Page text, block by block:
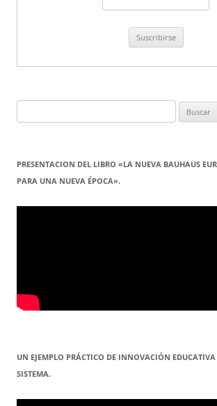
PRESENTACION DEL LIBRO «LA NUEVA BAUHAUS
PARA UNA NUEVA ÉPOCA».
UN EJEMPLO PRÁCTICO DE INNOVACIÓN
SISTEMA.